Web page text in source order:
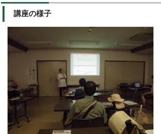
講座の様子